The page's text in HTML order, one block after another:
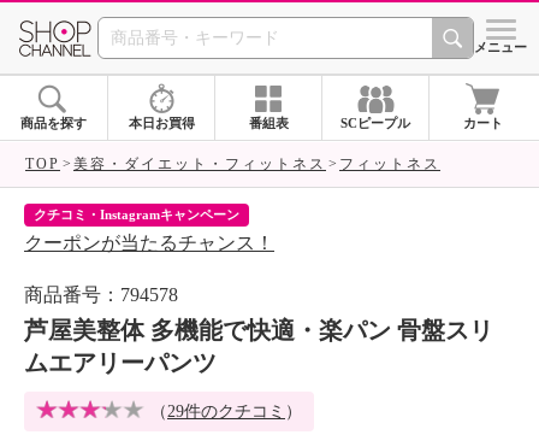
SHOP CHANNEL シメニュー
商品を探す 本日お買得 番組表 SCピープル カート
TOP 美容・ダイエット・フィットネス フィットネス
クチコミ・Instagramキャンペーン
クーポンが当たるチャンス！
商品番号：794578
芦屋美整体 多機能で快適・楽パン 骨盤スリ
ムエアリーパンツ
（29件のクチコミ ）